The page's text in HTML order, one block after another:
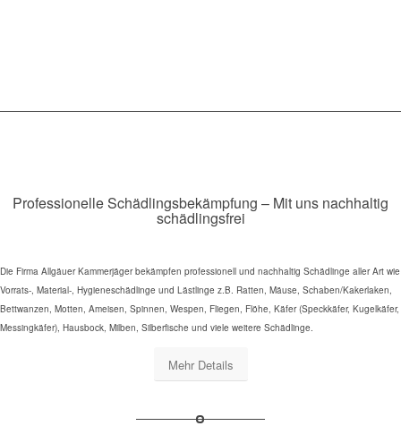
Professionelle Schädlingsbekämpfung – Mit uns nachhaltig
schädlingsfrei
Die Firma Allgäuer Kammerjäger bekämpfen professionell und nachhaltig Schädlinge aller Art wie
Vorrats-, Material-, Hygieneschädlinge und Lästlinge z.B. Ratten, Mäuse, Schaben/Kakerlaken,
Bettwanzen, Motten, Ameisen, Spinnen, Wespen, Fliegen, Flöhe, Käfer (Speckkäfer, Kugelkäfer,
Messingkäfer), Hausbock, Milben, Silberfische und viele weitere Schädlinge.
Mehr Details